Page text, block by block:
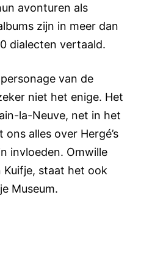
avonturen als
zijn in meer dan
dialecten vertaald.
van de
niet het enige. Het
la-Neuve, net in het
ons alles over Hergé’s
invloeden. Omwille
Kuifje, staat het ook
Museum.